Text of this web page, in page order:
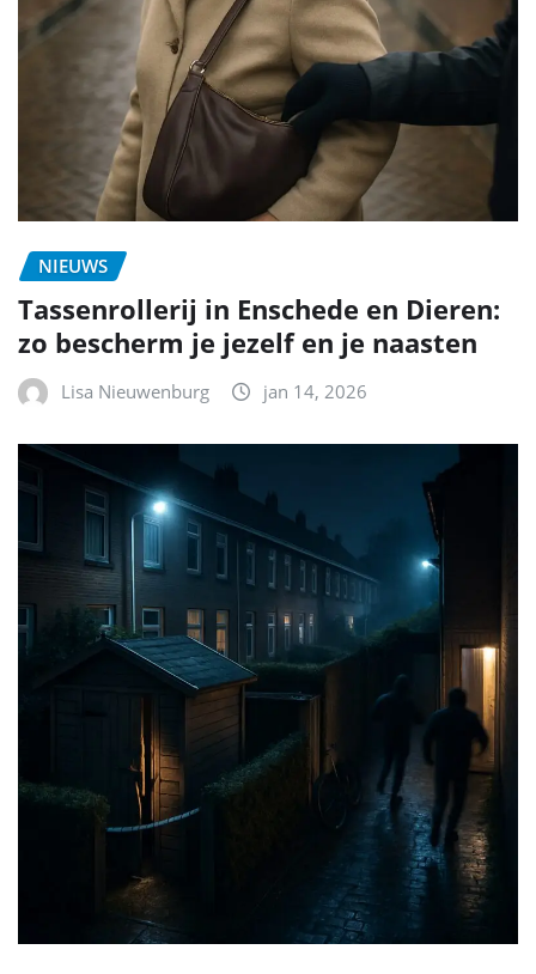
NIEUWS
Tassenrollerij in Enschede en Dieren:
zo bescherm je jezelf en je naasten
Lisa Nieuwenburg jan 14, 2026